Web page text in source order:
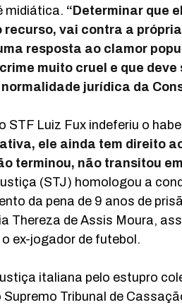
midiática. “Determinar que
vai contra a
resposta ao clamor
muito cruel e que deve
jurídica da
Luiz Fux indeferiu o
ele ainda tem direito
terminou, não transitou
(STJ) homologou a
da pena de 9 anos de
Thereza de Assis Moura,
ex-jogador de futebol.
italiana pelo estupro
Tribunal de